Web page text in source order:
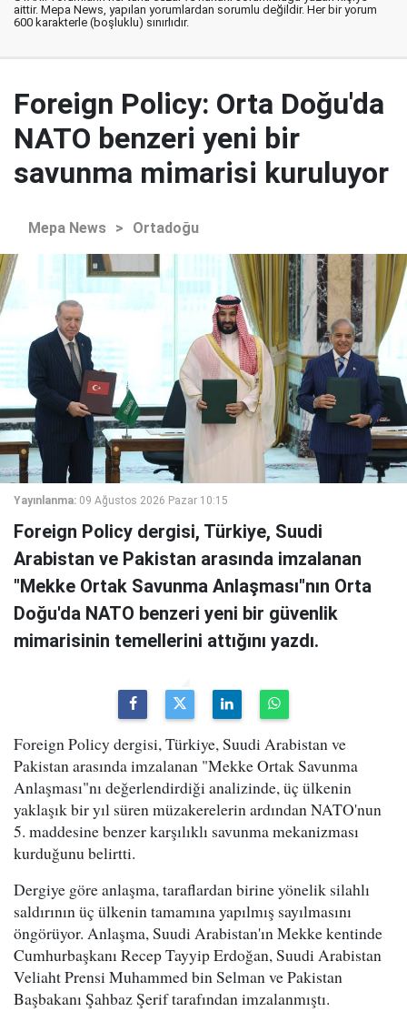
aittir. Mepa News, yapılan yorumlardan sorumlu değildir. Her bir yorum
600 karakterle (boşluklu) sınırlıdır.
Foreign Policy: Orta Doğu'da
NATO benzeri yeni bir
savunma mimarisi kuruluyor
Mepa News > Ortadoğu
Yayınlanma: 09 Ağustos 2026 Pazar 10:15
Foreign Policy dergisi, Türkiye, Suudi
Arabistan ve Pakistan arasında imzalanan
"Mekke Ortak Savunma Anlaşması"nın Orta
Doğu'da NATO benzeri yeni bir güvenlik
mimarisinin temellerini attığını yazdı.
Foreign Policy dergisi, Türkiye, Suudi Arabistan ve
Pakistan arasında imzalanan "Mekke Ortak Savunma
Anlaşması"nı değerlendirdiği analizinde, üç ülkenin
yaklaşık bir yıl süren müzakerelerin ardından NATO'nun
5. maddesine benzer karşılıklı savunma mekanizması
kurduğunu belirtti.
Dergiye göre anlaşma, taraflardan birine yönelik silahlı
saldırının üç ülkenin tamamına yapılmış sayılmasını
öngörüyor. Anlaşma, Suudi Arabistan'ın Mekke kentinde
Cumhurbaşkanı Recep Tayyip Erdoğan, Suudi Arabistan
Veliaht Prensi Muhammed bin Selman ve Pakistan
Başbakanı Şahbaz Şerif tarafından imzalanmıştı.